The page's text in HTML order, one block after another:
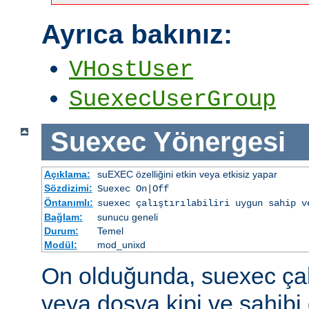
Ayrıca bakınız:
VHostUser
SuexecUserGroup
Suexec Yönergesi
Açıklama:
suEXEC özelliğini etkin veya etkisiz yapar
Sözdizimi: Suexec On|Off
Öntanımlı: suexec çalıştırılabiliri uygun sahip
Bağlam:
sunucu geneli
Durum:
Temel
Modül:
mod_unixd
On olduğunda, suexec
veya dosya kipi ve